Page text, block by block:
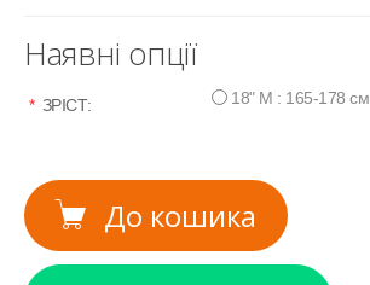
Наявні опції
* ЗРІСТ: 18" M : 165-178 см
До кошика